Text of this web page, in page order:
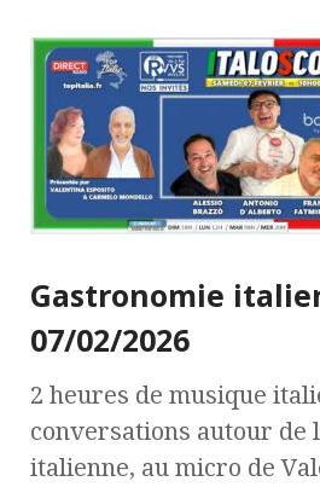
Gastronomie
07/02/2026
2 heures de musique
conversations autour de
italienne, au micro de